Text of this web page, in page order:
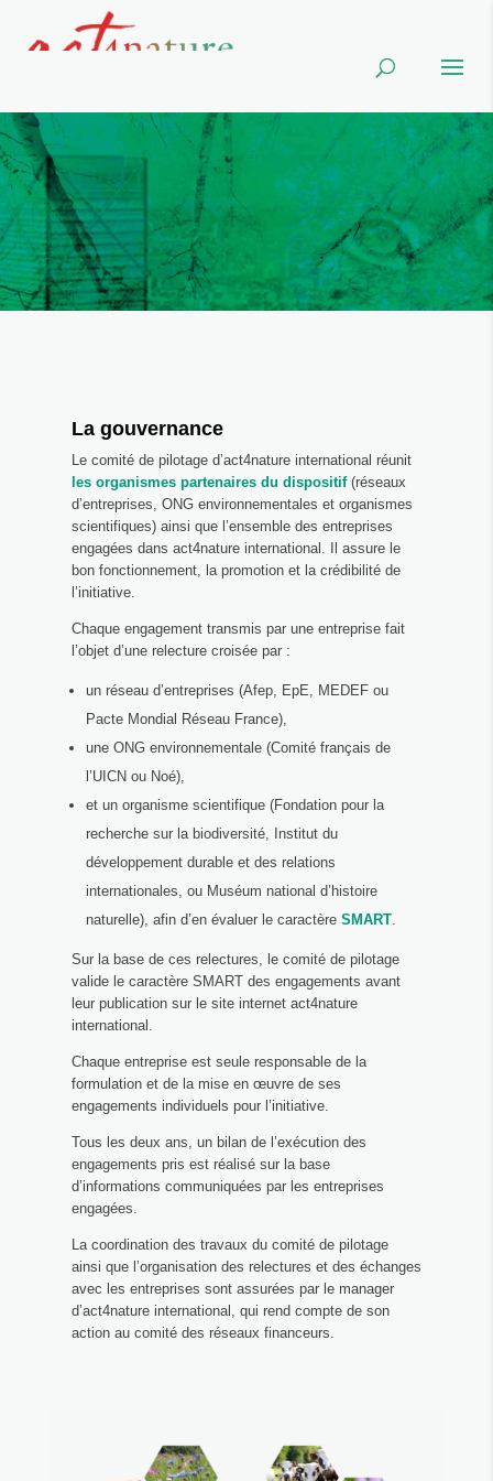
La gouvernance
Le comité de pilotage d’act4nature international réunit
les organismes partenaires du dispositif (réseaux
d’entreprises, ONG environnementales et organismes
scientifiques) ainsi que l’ensemble des entreprises
engagées dans act4nature international. Il assure le
bon fonctionnement, la promotion et la crédibilité de
l’initiative.
Chaque engagement transmis par une entreprise fait
l’objet d’une relecture croisée par :
un réseau d’entreprises (Afep, EpE, MEDEF ou
Pacte Mondial Réseau France),
une ONG environnementale (Comité français de
l’UICN ou Noé),
et un organisme scientifique (Fondation pour la
recherche sur la biodiversité, Institut du
développement durable et des relations
internationales, ou Muséum national d’histoire
naturelle), afin d’en évaluer le caractère SMART.
Sur la base de ces relectures, le comité de pilotage
valide le caractère SMART des engagements avant
leur publication sur le site internet act4nature
international.
Chaque entreprise est seule responsable de la
formulation et de la mise en œuvre de ses
engagements individuels pour l’initiative.
Tous les deux ans, un bilan de l’exécution des
engagements pris est réalisé sur la base
d’informations communiquées par les entreprises
engagées.
La coordination des travaux du comité de pilotage
ainsi que l’organisation des relectures et des échanges
avec les entreprises sont assurées par le manager
d’act4nature international, qui rend compte de son
action au comité des réseaux financeurs.